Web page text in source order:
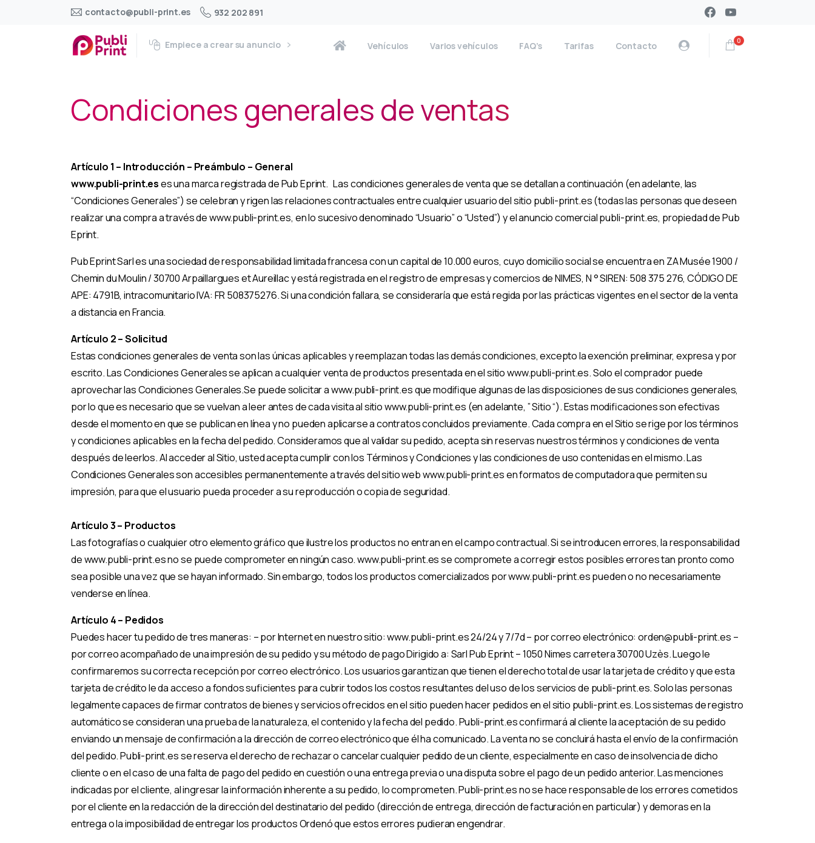
contacto@publi-print.es 932 202 891
Empiece a crear su anuncio Vehículos Varios vehículos FAQ’s Tarifas Contacto 0
Condiciones generales de ventas
Artículo 1 – Introducción – Preámbulo – General
www.publi-print.eses una marca registrada de Pub Eprint. Las condiciones generales de venta que se detallan a continuación (en adelante, las
“Condiciones Generales”) se celebran y rigen las relaciones contractuales entre cualquier usuario del sitio publi-print.es (todas las personas que deseen
realizar una compra a través de www.publi-print.es, en lo sucesivo denominado “Usuario” o “Usted”) y el anuncio comercial publi-print.es, propiedad de Pub
Eprint.
Pub Eprint Sarl es una sociedad de responsabilidad limitada francesa con un capital de 10.000 euros, cuyo domicilio social se encuentra en ZA Musée 1900 /
Chemin du Moulin / 30700 Arpaillargues et Aureillac y está registrada en el registro de empresas y comercios de NIMES, N ° SIREN: 508 375 276, CÓDIGO DE
APE: 4791B, intracomunitario IVA: FR 508375276. Si una condición fallara, se consideraría que está regida por las prácticas vigentes en el sector de la venta
a distancia en Francia.
Artículo 2 – Solicitud
Estas condiciones generales de venta son las únicas aplicables y reemplazan todas las demás condiciones, excepto la exención preliminar, expresa y por
escrito. Las Condiciones Generales se aplican a cualquier venta de productos presentada en el sitio www.publi-print.es. Solo el comprador puede
aprovechar las Condiciones Generales.Se puede solicitar a www.publi-print.es que modifique algunas de las disposiciones de sus condiciones generales,
por lo que es necesario que se vuelvan a leer antes de cada visita al sitio www.publi-print.es (en adelante, ” Sitio “). Estas modificaciones son efectivas
desde el momento en que se publican en línea y no pueden aplicarse a contratos concluidos previamente. Cada compra en el Sitio se rige por los términos
y condiciones aplicables en la fecha del pedido. Consideramos que al validar su pedido, acepta sin reservas nuestros términos y condiciones de venta
después de leerlos. Al acceder al Sitio, usted acepta cumplir con los Términos y Condiciones y las condiciones de uso contenidas en el mismo. Las
Condiciones Generales son accesibles permanentemente a través del sitio web www.publi-print.es en formatos de computadora que permiten su
impresión, para que el usuario pueda proceder a su reproducción o copia de seguridad.
Artículo 3 – Productos
Las fotografías o cualquier otro elemento gráfico que ilustre los productos no entran en el campo contractual. Si se introducen errores, la responsabilidad
de www.publi-print.es no se puede comprometer en ningún caso. www.publi-print.es se compromete a corregir estos posibles errores tan pronto como
sea posible una vez que se hayan informado. Sin embargo, todos los productos comercializados por www.publi-print.es pueden o no necesariamente
venderse en línea.
Artículo 4 – Pedidos
Puedes hacer tu pedido de tres maneras: – por Internet en nuestro sitio: www.publi-print.es 24/24 y 7/7d – por correo electrónico: orden@publi-print.es –
por correo acompañado de una impresión de su pedido y su método de pago Dirigido a: Sarl Pub Eprint – 1050 Nimes carretera 30700 Uzès. Luego le
confirmaremos su correcta recepción por correo electrónico. Los usuarios garantizan que tienen el derecho total de usar la tarjeta de crédito y que esta
tarjeta de crédito le da acceso a fondos suficientes para cubrir todos los costos resultantes del uso de los servicios de publi-print.es. Solo las personas
legalmente capaces de firmar contratos de bienes y servicios ofrecidos en el sitio pueden hacer pedidos en el sitio publi-print.es. Los sistemas de registro
automático se consideran una prueba de la naturaleza, el contenido y la fecha del pedido. Publi-print.es confirmará al cliente la aceptación de su pedido
enviando un mensaje de confirmación a la dirección de correo electrónico que él ha comunicado. La venta no se concluirá hasta el envío de la confirmación
del pedido. Publi-print.es se reserva el derecho de rechazar o cancelar cualquier pedido de un cliente, especialmente en caso de insolvencia de dicho
cliente o en el caso de una falta de pago del pedido en cuestión o una entrega previa o una disputa sobre el pago de un pedido anterior. Las menciones
indicadas por el cliente, al ingresar la información inherente a su pedido, lo comprometen. Publi-print.es no se hace responsable de los errores cometidos
por el cliente en la redacción de la dirección del destinatario del pedido (dirección de entrega, dirección de facturación en particular) y demoras en la
entrega o la imposibilidad de entregar los productos Ordenó que estos errores pudieran engendrar.